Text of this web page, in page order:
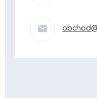
obchod